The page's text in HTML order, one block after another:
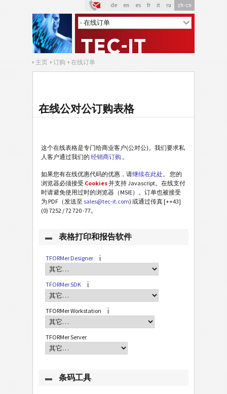
de en es fr it ru zh-cn
主页 订购 在线订单
在线公对公订购表格
这个在线表格是专门给商业客户(公对公)。我们要求私
人客户通过我们的 经销商订购 。
如果您有在线优惠代码的优惠，请继续在此处。 您的
浏览器必须接受 Cookies并支持 Javascript。在线支付
时请避免使用过时的浏览器（MSIE）。订单也被接受
为 PDF（发送至 sales@tec-it.com) 或通过传真 [++43]
(0) 7252 / 72 720 -77。
表格打印和报告软件
TFORMer Designer
TFORMer SDK
TFORMer Workstation
TFORMer Server
条码工具